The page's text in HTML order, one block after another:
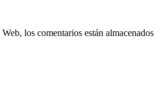
los comentarios están